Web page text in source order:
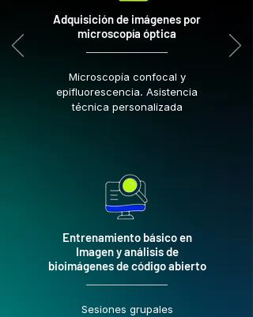
Adquisición de imágenes por
microscopía óptica
Microscopía confocal y
epifluorescencia. Asistencia
técnica personalizada
Entrenamiento básico en
Imagen y análisis de
bioimágenes de código abierto
Sesiones grupales